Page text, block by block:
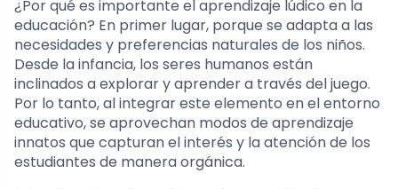
¿Por qué es importante el aprendizaje lúdico en la
educación? En primer lugar, porque se adapta a las
necesidades y preferencias naturales de los niños.
Desde la infancia, los seres humanos están
inclinados a explorar y aprender a través del juego.
Por lo tanto, al integrar este elemento en el entorno
educativo, se aprovechan modos de aprendizaje
innatos que capturan el interés y la atención de los
estudiantes de manera orgánica.